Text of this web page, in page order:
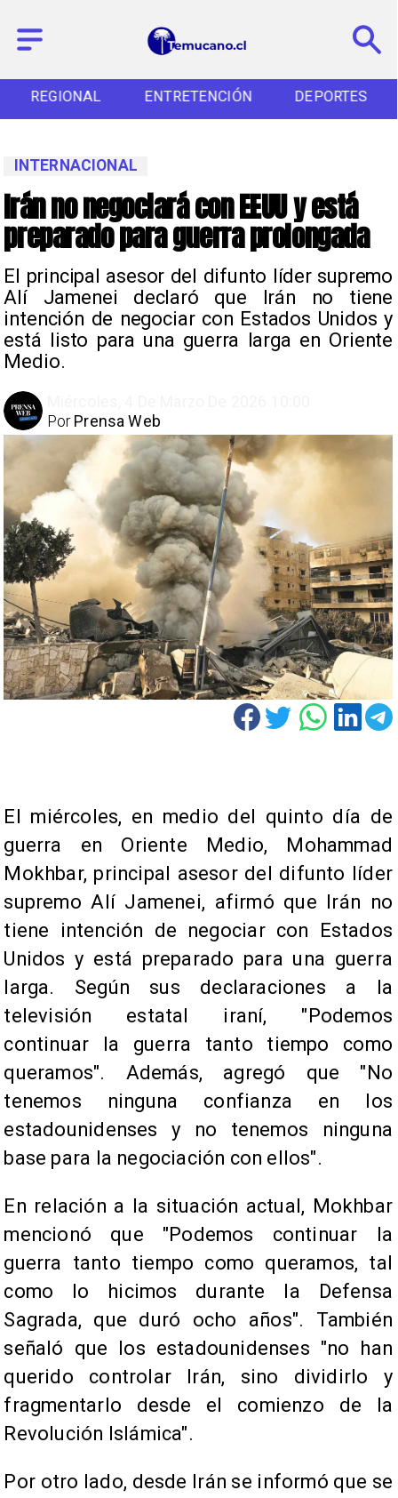
REGIONAL ENTRETENCIÓN DEPORTES
Irán no negociará con EEUU y está
preparado para guerra prolongada
El principal asesor del difunto líder supremo
Alí Jamenei declaró que Irán no tiene
intención de negociar con Estados Unidos y
está listo para una guerra larga en Oriente
Medio.
INTERNACIONAL
Prensa Web
Por
El miércoles, en medio del quinto día de
guerra en Oriente Medio, Mohammad
Mokhbar, principal asesor del difunto líder
supremo Alí Jamenei, afirmó que Irán no
tiene intención de negociar con Estados
Unidos y está preparado para una guerra
larga. Según sus declaraciones a la
televisión estatal iraní, "Podemos
continuar la guerra tanto tiempo como
queramos". Además, agregó que "No
tenemos ninguna confianza en los
estadounidenses y no tenemos ninguna
base para la negociación con ellos".
En relación a la situación actual, Mokhbar
mencionó que "Podemos continuar la
guerra tanto tiempo como queramos, tal
como lo hicimos durante la Defensa
Sagrada, que duró ocho años". También
señaló que los estadounidenses "no han
querido controlar Irán, sino dividirlo y
fragmentarlo desde el comienzo de la
Revolución Islámica".
Por otro lado, desde Irán se informó que se